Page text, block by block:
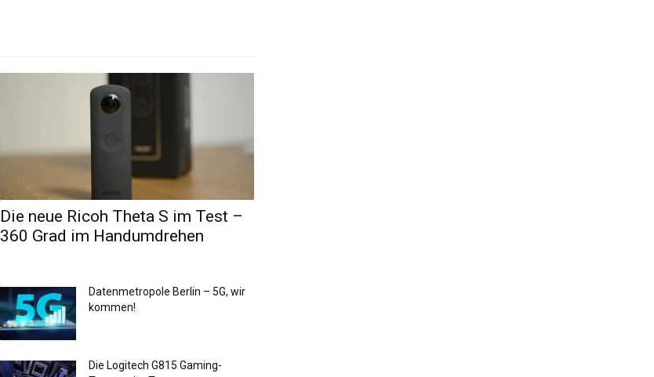
Die neue Ricoh Theta S im Test –
360 Grad im Handumdrehen
Datenmetropole Berlin – 5G, wir
kommen!
Die Logitech G815 Gaming-